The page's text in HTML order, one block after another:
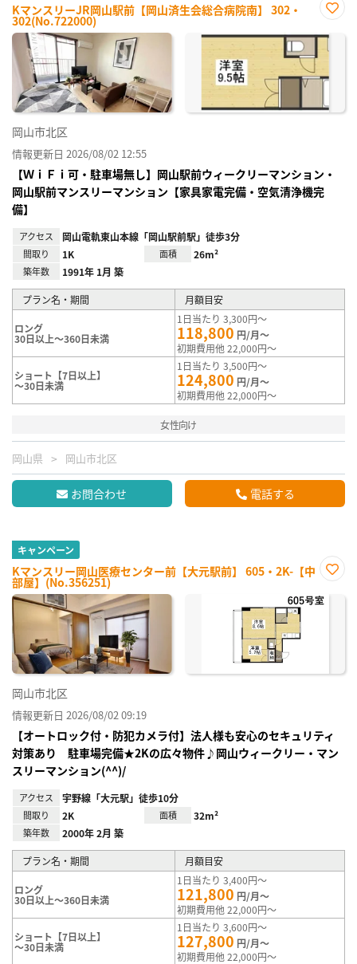
KマンスリーJR岡山駅前【岡山済生会総合病院南】 302・
302(No.722000)
に入
り登
岡山市北区
情報更新日 2026/08/02 12:55
【ＷｉＦｉ可・駐車場無し】岡山駅前ウィークリーマンション・
岡山駅前マンスリーマンション【家具家電完備・空気清浄機完
備】
アクセス 岡山電軌東山本線「岡山駅前駅」徒歩3分
間取り 1K 面積 26m²
築年数 1991年 1月 築
プラン名・期間 月額目安
ロング
30日以上～360日未満
1日当たり 3,300円～
118,800 円/月～
初期費用他 22,000円～
ショート【7日以上】
～30日未満
1日当たり 3,500円～
124,800 円/月～
初期費用他 22,000円～
女性向け
岡山県 岡山市北区
お問合わせ 電話する
キャンペーン
Kマンスリー岡山医療センター前【大元駅前】 605・2K-【中
部屋】(No.356251)
に入
り登
岡山市北区
情報更新日 2026/08/02 09:19
【オートロック付・防犯カメラ付】法人様も安心のセキュリティ
対策あり 駐車場完備★2Kの広々物件♪岡山ウィークリー・マン
スリーマンション(^^)/
アクセス 宇野線「大元駅」徒歩10分
間取り 2K 面積 32m²
築年数 2000年 2月 築
プラン名・期間 月額目安
ロング
30日以上～360日未満
1日当たり 3,400円～
121,800 円/月～
初期費用他 22,000円～
ショート【7日以上】
～30日未満
1日当たり 3,600円～
127,800 円/月～
初期費用他 22,000円～